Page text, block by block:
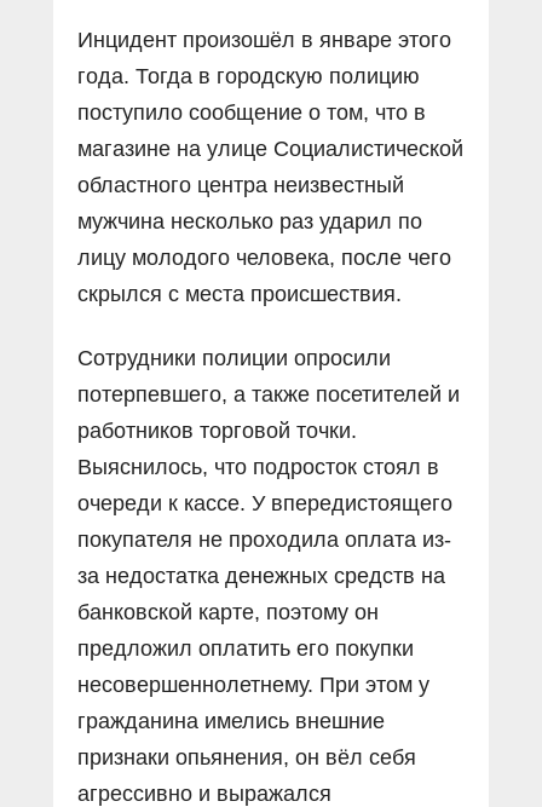
Инцидент произошёл в январе этого
года. Тогда в городскую полицию
поступило сообщение о том, что в
магазине на улице Социалистической
областного центра неизвестный
мужчина несколько раз ударил по
лицу молодого человека, после чего
скрылся с места происшествия.
Сотрудники полиции опросили
потерпевшего, а также посетителей и
работников торговой точки.
Выяснилось, что подросток стоял в
очереди к кассе. У впередистоящего
покупателя не проходила оплата из-
за недостатка денежных средств на
банковской карте, поэтому он
предложил оплатить его покупки
несовершеннолетнему. При этом у
гражданина имелись внешние
признаки опьянения, он вёл себя
агрессивно и выражался